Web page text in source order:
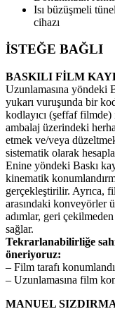
Isı büzüşmeli
cihazı
İSTEĞE BAĞLI
BASKILI FİLM
Uzunlamasına yöndeki
yukarı vuruşunda bir
kodlayıcı (şeffaf
ambalaj üzerindeki
etmek ve/veya
sistematik olarak
Enine yöndeki Baskı
kinematik
gerçekleştirilir. Ayrıca,
arasındaki konveyörler
adımlar, geri
sağlar.
Tekrarlanabilirliğe
öneriyoruz:
– Film tarafı
– Uzunlamasına film
MANUEL